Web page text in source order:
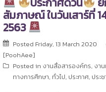
สัมภาษณ์ ในวันเสาร์ที่
2563
Posted Friday, 13 March 2020
[PoohAee]
Posted in งานสื่อสารองค์กร, งา
ทางการศึกษา, ทั่วไป, ประกาศ, ประ